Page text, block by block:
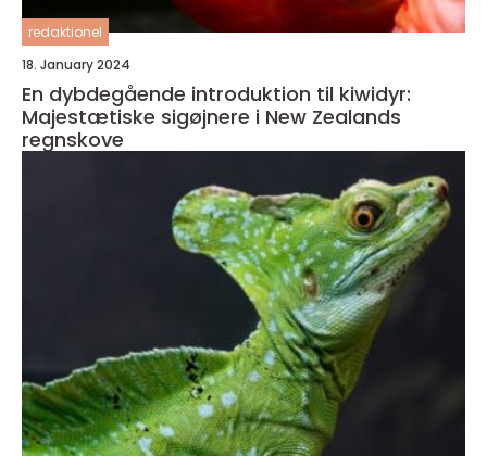
redaktionel
18. January 2024
En dybdegående introduktion til kiwidyr:
Majestætiske sigøjnere i New Zealands
regnskove